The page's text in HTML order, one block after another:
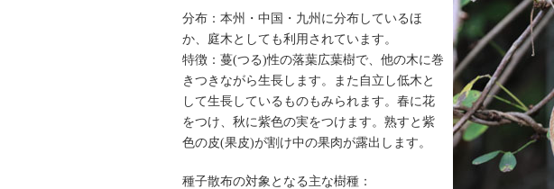
分布：本州・中国・九州に分布しているほ
か、庭木としても利用されています。
特徴：蔓(つる)性の落葉広葉樹で、他の木に巻
きつきながら生長します。また自立し低木と
して生長しているものもみられます。春に花
をつけ、秋に紫色の実をつけます。熟すと紫
色の皮(果皮)が割け中の果肉が露出します。
種子散布の対象となる主な樹種：